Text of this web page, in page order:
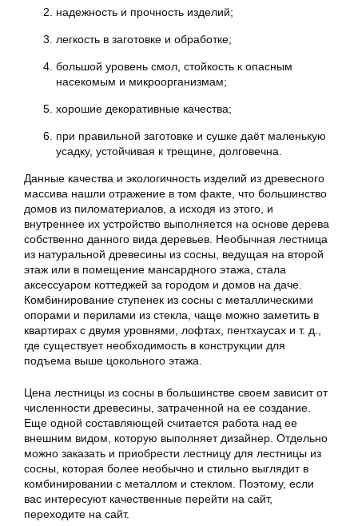
надежность и прочность изделий;
легкость в заготовке и обработке;
большой уровень смол, стойкость к опасным
насекомым и микроорганизмам;
хорошие декоративные качества;
при правильной заготовке и сушке даёт маленькую
усадку, устойчивая к трещине, долговечна.
Данные качества и экологичность изделий из древесного
массива нашли отражение в том факте, что большинство
домов из пиломатериалов, а исходя из этого, и
внутреннее их устройство выполняется на основе дерева
собственно данного вида деревьев. Необычная лестница
из натуральной древесины из сосны, ведущая на второй
этаж или в помещение мансардного этажа, стала
аксессуаром коттеджей за городом и домов на даче.
Комбинирование ступенек из сосны с металлическими
опорами и перилами из стекла, чаще можно заметить в
квартирах с двумя уровнями, лофтах, пентхаусах и т. д.,
где существует необходимость в конструкции для
подъема выше цокольного этажа.
Цена лестницы из сосны в большинстве своем зависит от
численности древесины, затраченной на ее создание.
Еще одной составляющей считается работа над ее
внешним видом, которую выполняет дизайнер. Отдельно
можно заказать и приобрести лестницу для лестницы из
сосны, которая более необычно и стильно выглядит в
комбинировании с металлом и стеклом. Поэтому, если
вас интересуют качественные перейти на сайт,
переходите на сайт.